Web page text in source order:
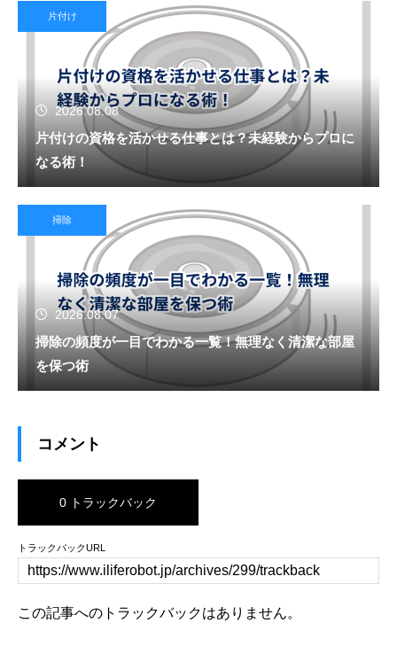
片付け
2026.08.08
片付けの資格を活かせる仕事とは？未経験からプロに
なる術！
掃除
2026.08.07
掃除の頻度が一目でわかる一覧！無理なく清潔な部屋
を保つ術
コメント
0 トラックバック
トラックバックURL
この記事へのトラックバックはありません。